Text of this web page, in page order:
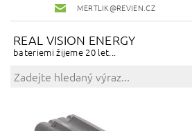
MERTLIK@REVIEN.CZ
REAL VISION ENERGY
bateriemi žijeme 20 let...